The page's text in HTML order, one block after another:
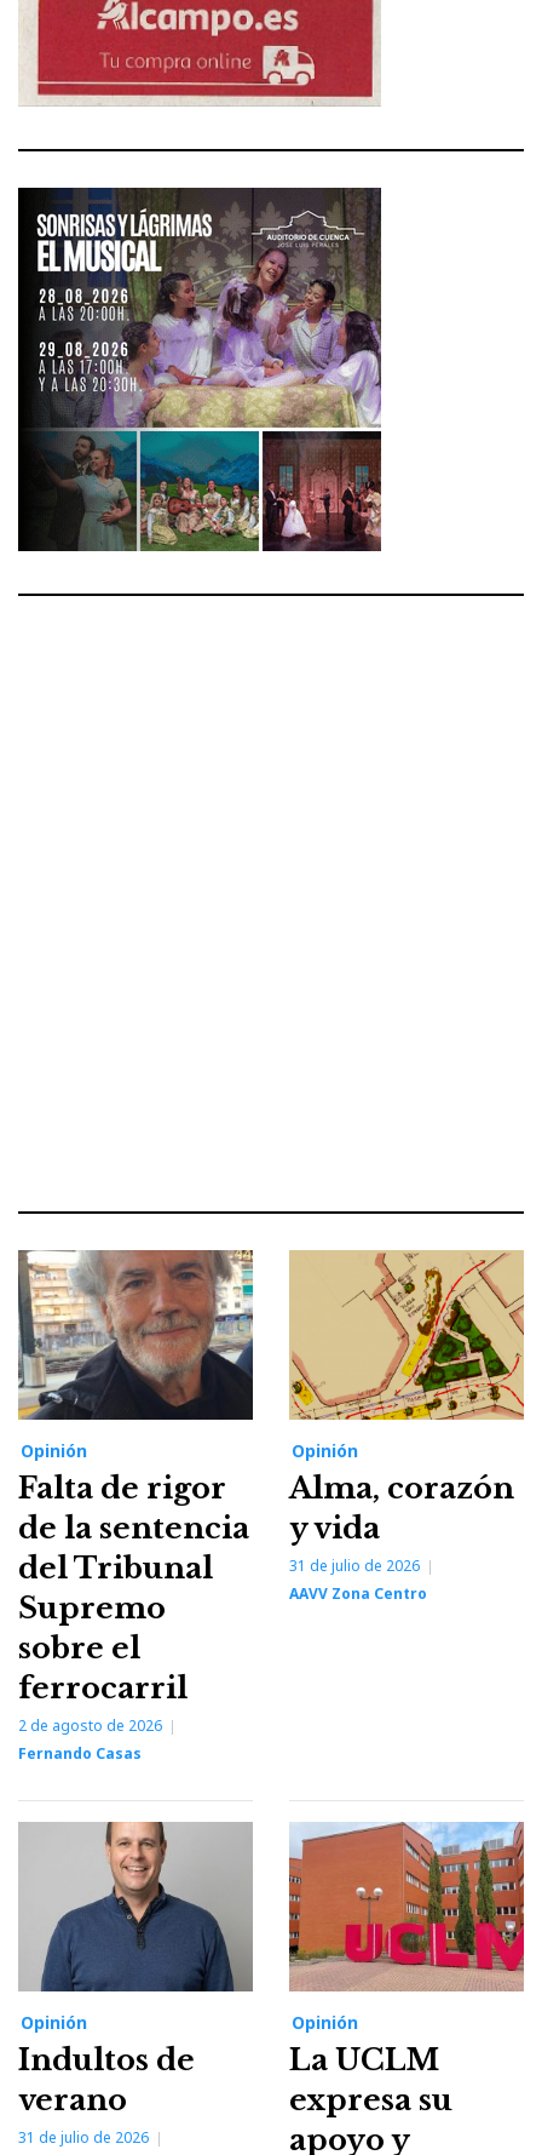
Opinión
Falta de rigor
de la sentencia
del Tribunal
Supremo
sobre el
ferrocarril
2 de agosto de 2026
Fernando Casas
Opinión
Alma, corazón
y vida
31 de julio de 2026
AAVV Zona Centro
Opinión
Indultos de
verano
31 de julio de 2026
Opinión
La UCLM
expresa su
apoyo y